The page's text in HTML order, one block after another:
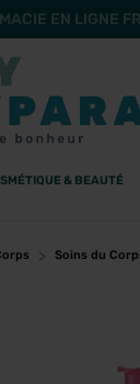
EN LIGNE
& BEAUTÉ
Soins du